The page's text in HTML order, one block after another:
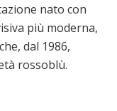
nato con
più moderna,
dal 1986,
rossoblù.